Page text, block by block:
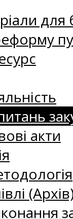
для
акти